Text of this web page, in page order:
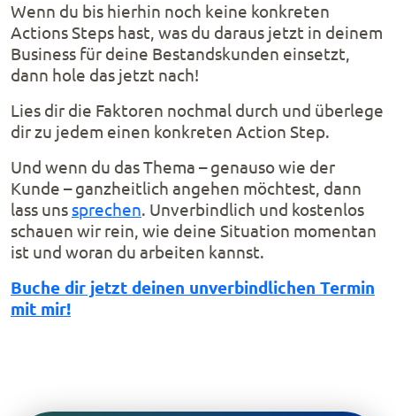
Wenn du bis hierhin noch keine konkreten
Actions Steps hast, was du daraus jetzt in deinem
Business für deine Bestandskunden einsetzt,
dann hole das jetzt nach!
Lies dir die Faktoren nochmal durch und überlege
dir zu jedem einen konkreten Action Step.
Und wenn du das Thema – genauso wie der
Kunde – ganzheitlich angehen möchtest, dann
lass uns sprechen. Unverbindlich und kostenlos
schauen wir rein, wie deine Situation momentan
ist und woran du arbeiten kannst.
Buche dir jetzt deinen unverbindlichen Termin
mit mir!